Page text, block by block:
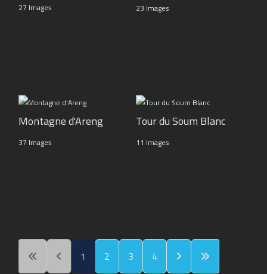
27 Images 23 Images
Montagne d'Areng
37 Images
Tour du Soum Blanc
11 Images
1 2 3 4